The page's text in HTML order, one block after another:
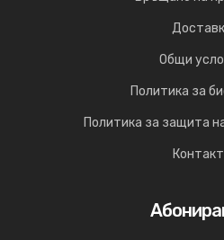
Общи
Политика за
Политика за защита